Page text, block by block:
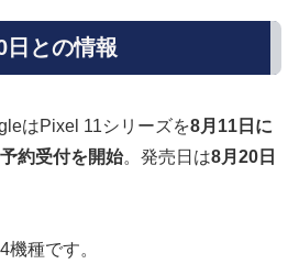
日との情報
はPixel 11シリーズを8月11日に
約受付を開始。発売日は8月20日
種です。